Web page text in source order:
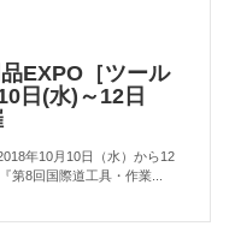
EXPO［ツール
日(水)～12日
年10月10日（水）から12
第8回国際道工具・作業...